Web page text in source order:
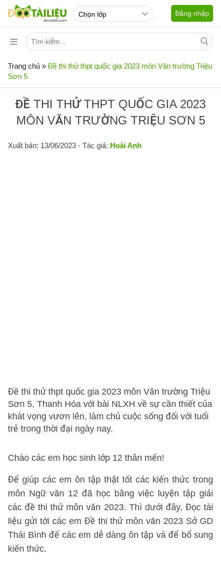
Đăng nhập
Trang chủ » Đề thi thử thpt quốc gia 2023 môn Văn trường Triệu
Sơn 5
ĐỀ THI THỬ THPT QUỐC GIA 2023
MÔN VĂN TRƯỜNG TRIỆU SƠN 5
Xuất bản: 13/06/2023 - Tác giả: Hoài Anh
Đề thi thử thpt quốc gia 2023 môn Văn trường Triệu
Sơn 5, Thanh Hóa với bài NLXH về sự cần thiết của
khát vọng vươn lên, làm chủ cuộc sống đối với tuổi
trẻ trong thời đại ngày nay.
Chào các em học sinh lớp 12 thân mến!
Để giúp các em ôn tập thật tốt các kiến thức trong
môn Ngữ văn 12 đã học bằng việc luyện tập giải
các đề thi thử môn văn 2023. Thì dưới đây, Đọc tài
liệu gửi tới các em Đề thi thử môn văn 2023 Sở GD
Thái Bình để các em dễ dàng ôn tập và để bổ sung
kiến thức.